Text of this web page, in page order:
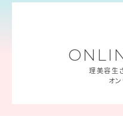
理美容生
オ